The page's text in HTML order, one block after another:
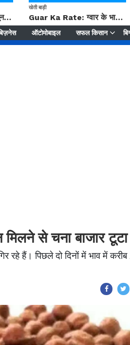
IMD: राजस्थान में प्री-मानसून की सामान्य से 74% अधिक बारिश, दस्तक में देरी और मानसून कमजोर रहेगा
खेती बाड़ी
Guar Ka Rate: ग्वार के भाव में हल्की बढ़ोतरी, बढ़ सकता है बुवाई का रकबा
ऑटोमोबाइल सफल किसान
से चना बाजार टूटा
रहे हैं। पिछले दो दिनों में भाव में